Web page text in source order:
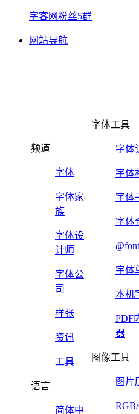
字客网粉丝5群
网站导航
频道
字体
字体家
族
字体设
计师
字体公
司
样张
资讯
工具
语言
简体中
字体工具
字体
字体
字体
字体
字体
本机
PDF
器
图像工具
图片